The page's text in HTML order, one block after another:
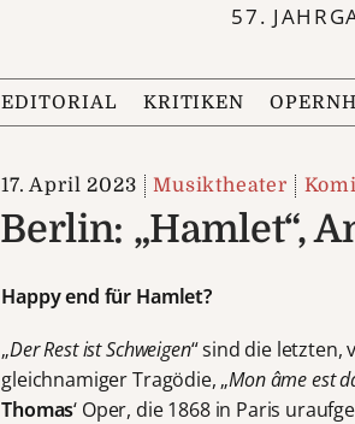
57.
EDITORIAL KRITIKEN
17. April 2023 Musiktheater
Berlin: „Hamlet“,
Happy end für Hamlet?
„Der Rest ist Schweigen“ sind die
gleichnamiger Tragödie, „Mon âme est
Thomas‘ Oper, die 1868 in Paris